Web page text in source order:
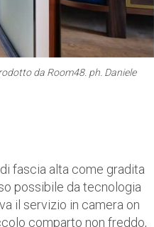
da Room48. ph. Daniele
fascia alta come gradita
possibile da tecnologia
il servizio in camera on
comparto non freddo,